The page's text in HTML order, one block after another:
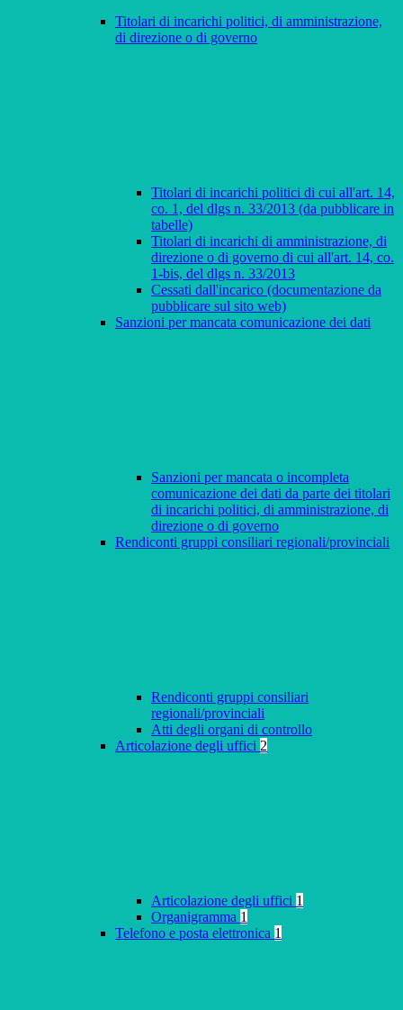
Titolari di incarichi politici, di amministrazione,
di direzione o di governo
Titolari di incarichi politici di cui all'art. 14,
co. 1, del dlgs n. 33/2013 (da pubblicare in
tabelle)
Titolari di incarichi di amministrazione, di
direzione o di governo di cui all'art. 14, co.
1-bis, del dlgs n. 33/2013
Cessati dall'incarico (documentazione da
pubblicare sul sito web)
Sanzioni per mancata comunicazione dei dati
Sanzioni per mancata o incompleta
comunicazione dei dati da parte dei titolari
di incarichi politici, di amministrazione, di
direzione o di governo
Rendiconti gruppi consiliari regionali/provinciali
Rendiconti gruppi consiliari
regionali/provinciali
Atti degli organi di controllo
Articolazione degli uffici 2
Articolazione degli uffici 1
Organigramma 1
Telefono e posta elettronica 1